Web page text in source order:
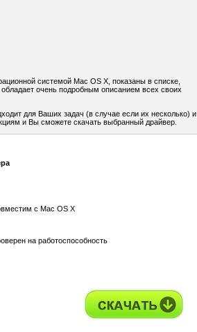
системой Mac OS X, показаны в списке,
очень подробным описанием всех своих
для Ваших задач (в случае если их несколько) и
и Вы сможете скачать выбранный драйвер.
с Mac OS X
на работоспособность